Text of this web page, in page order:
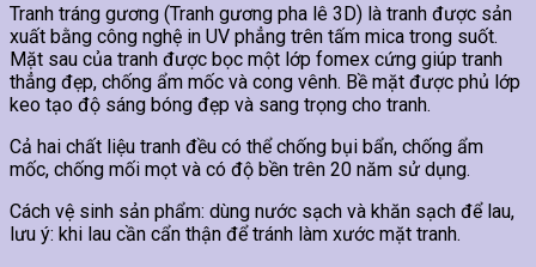
Tranh tráng gương (Tranh gương pha lê 3D) là tranh được sản
xuất bằng công nghệ in UV phẳng trên tấm mica trong suốt.
Mặt sau của tranh được bọc một lớp fomex cứng giúp tranh
thẳng đẹp, chống ẩm mốc và cong vênh. Bề mặt được phủ lớp
keo tạo độ sáng bóng đẹp và sang trọng cho tranh.
Cả hai chất liệu tranh đều có thể chống bụi bẩn, chống ẩm
mốc, chống mối mọt và có độ bền trên 20 năm sử dụng.
Cách vệ sinh sản phẩm: dùng nước sạch và khăn sạch để lau,
lưu ý: khi lau cần cẩn thận để tránh làm xước mặt tranh.